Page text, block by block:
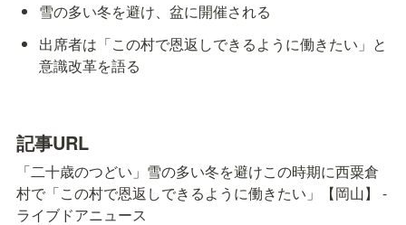
雪の多い冬を避け、盆に開催される
出席者は「この村で恩返しできるように働きたい」と
意識改革を語る
記事URL
「二十歳のつどい」雪の多い冬を避けこの時期に西粟倉
村で「この村で恩返しできるように働きたい」【岡山】 -